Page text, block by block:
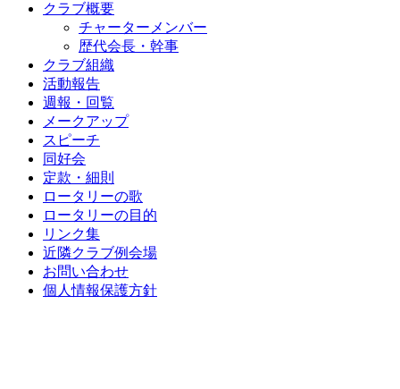
クラブ概要
チャーターメンバー
歴代会長・幹事
クラブ組織
活動報告
週報・回覧
メークアップ
スピーチ
同好会
定款・細則
ロータリーの歌
ロータリーの目的
リンク集
近隣クラブ例会場
お問い合わせ
個人情報保護方針